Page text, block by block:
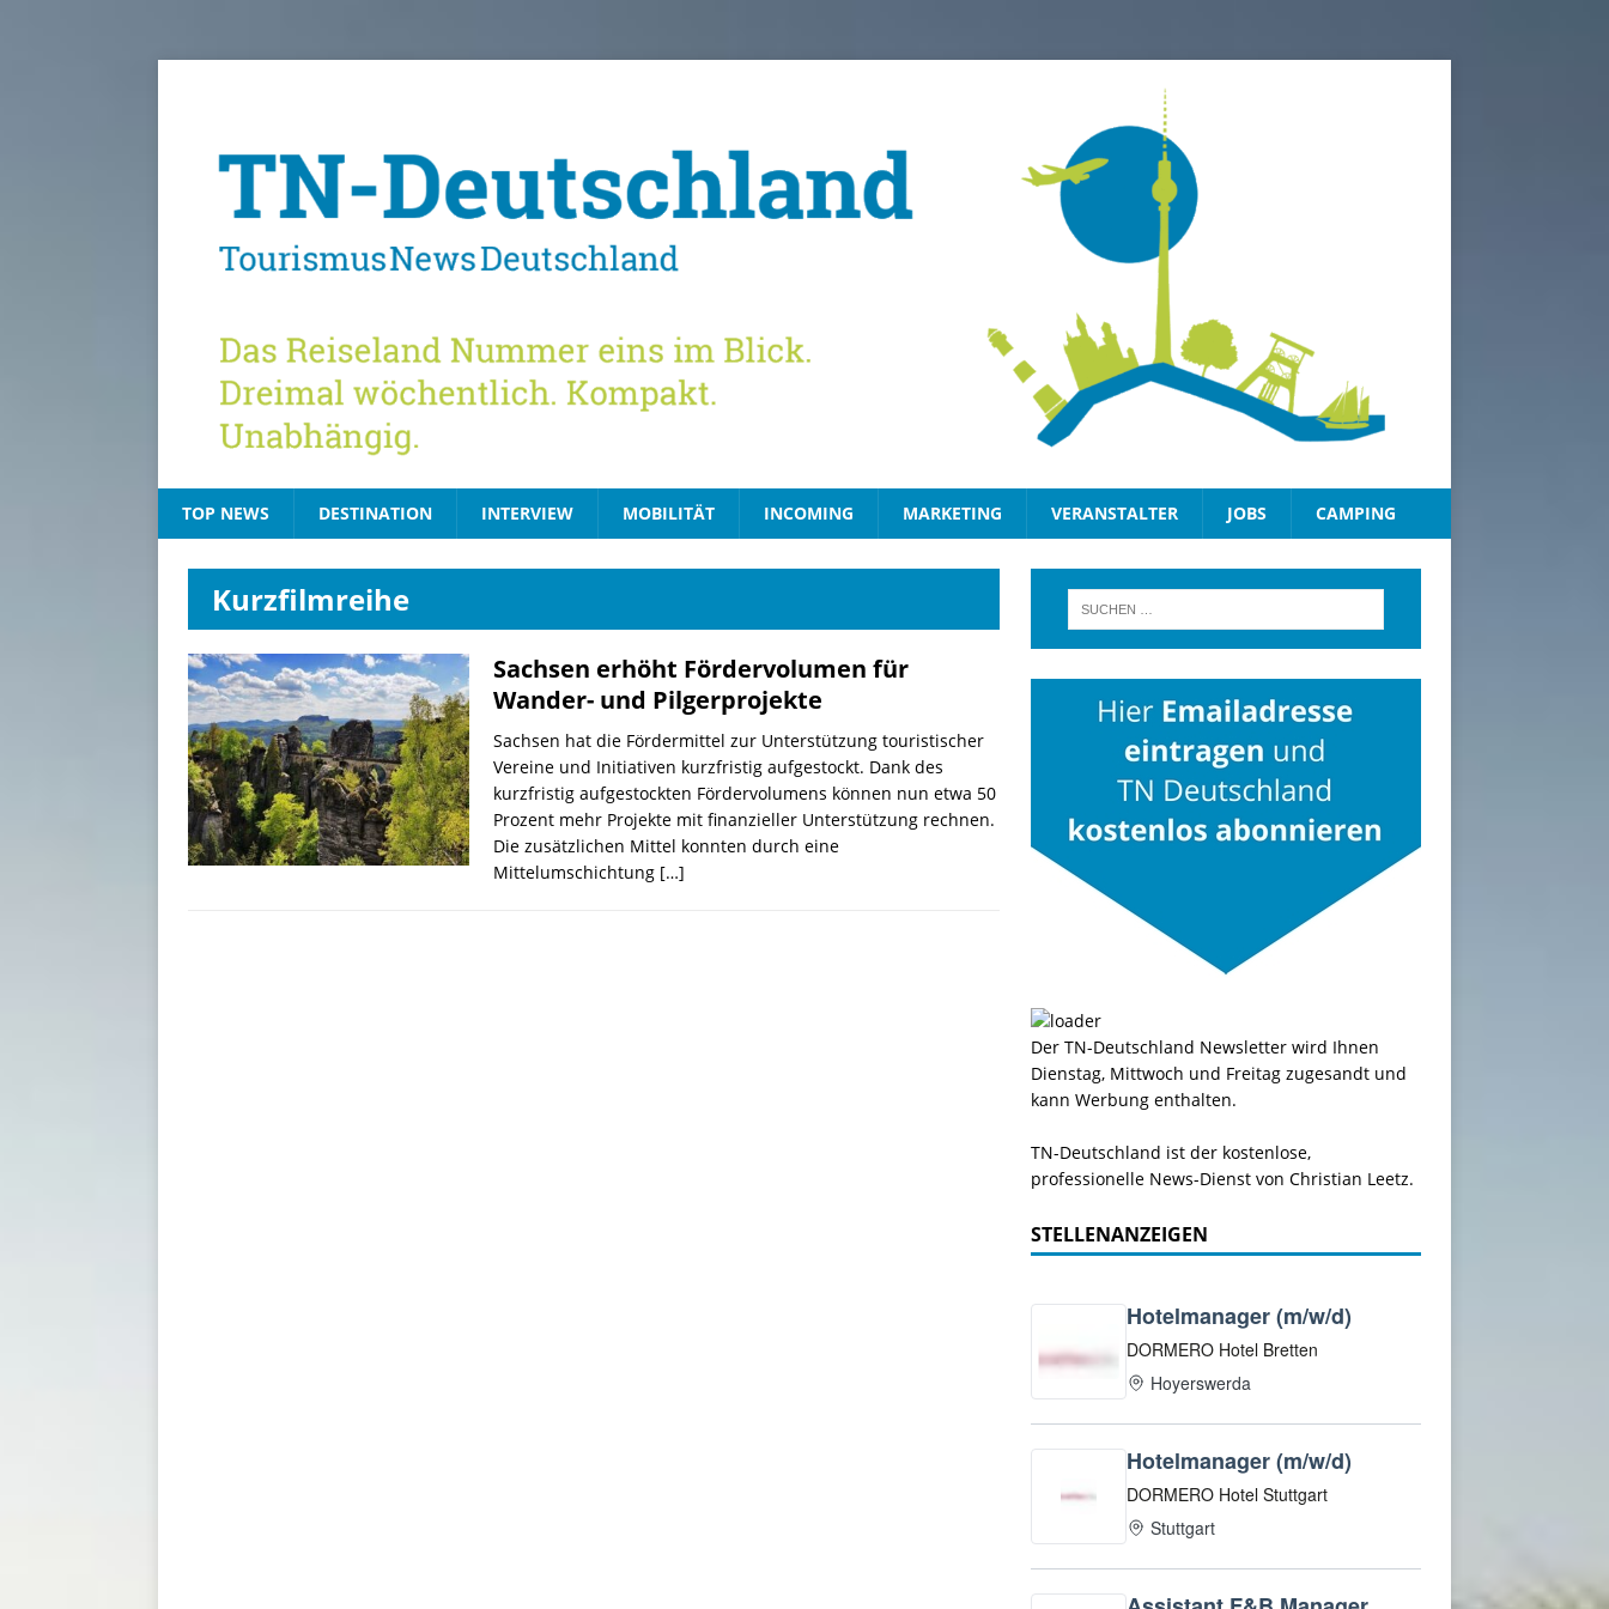
TOP NEWS DESTINATION INTERVIEW MOBILITÄT INCOMING MARKETING VERANSTALTER JOBS CAMPING
Kurzfilmreihe
Sachsen erhöht Fördervolumen für
Wander- und Pilgerprojekte
Sachsen hat die Fördermittel zur Unterstützung touristischer
Vereine und Initiativen kurzfristig aufgestockt. Dank des
kurzfristig aufgestockten Fördervolumens können nun etwa 50
Prozent mehr Projekte mit finanzieller Unterstützung rechnen.
Die zusätzlichen Mittel konnten durch eine
Mittelumschichtung […]
Der TN-Deutschland Newsletter wird Ihnen
Dienstag, Mittwoch und Freitag zugesandt und
kann Werbung enthalten.
TN-Deutschland ist der kostenlose,
professionelle News-Dienst von Christian Leetz.
STELLENANZEIGEN